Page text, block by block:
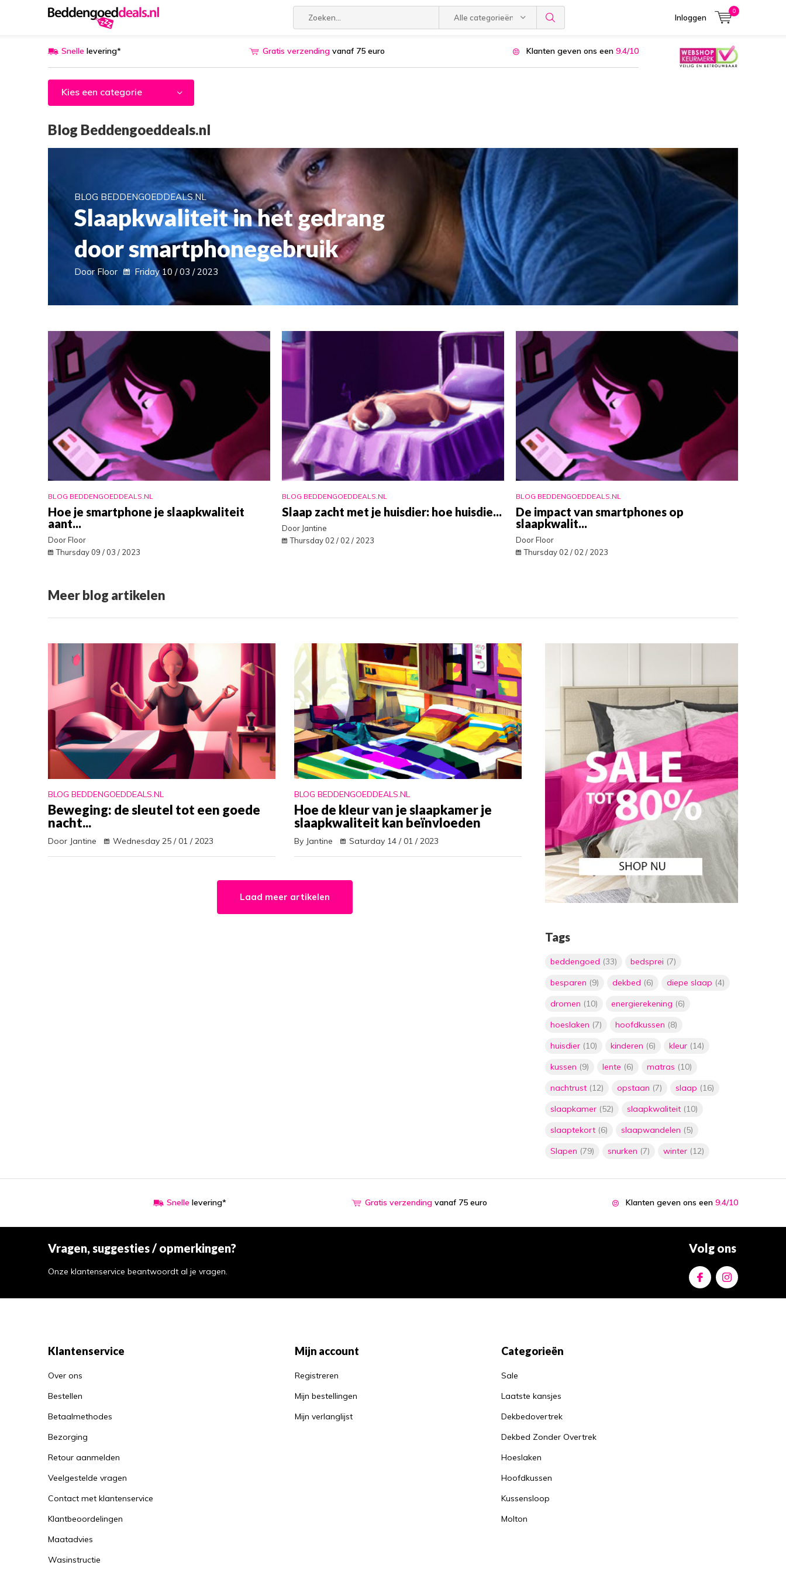
Alle categorieën Inloggen
0
Snelle levering* Gratis verzending vanaf 75 euro Klanten geven ons een 9.4/10
Kies een categorie
Blog Beddengoeddeals.nl
BLOG BEDDENGOEDDEALS.NL
Slaapkwaliteit in het gedrang
door smartphonegebruik
Door Floor Friday 10 / 03 / 2023
BLOG BEDDENGOEDDEALS.NL
Hoe je smartphone je slaapkwaliteit
aant...
Door Floor
Thursday 09 / 03 / 2023
BLOG BEDDENGOEDDEALS.NL
Slaap zacht met je huisdier: hoe huisdie...
Door Jantine
Thursday 02 / 02 / 2023
BLOG BEDDENGOEDDEALS.NL
De impact van smartphones op
slaapkwalit...
Door Floor
Thursday 02 / 02 / 2023
Meer blog artikelen
BLOG BEDDENGOEDDEALS.NL
Beweging: de sleutel tot een goede
nacht...
Door Jantine Wednesday 25 / 01 / 2023
BLOG BEDDENGOEDDEALS.NL
Hoe de kleur van je slaapkamer je
slaapkwaliteit kan beïnvloeden
By Jantine Saturday 14 / 01 / 2023
Laad meer artikelen
Tags
beddengoed (33) bedsprei (7)
besparen (9) dekbed (6) diepe slaap (4)
dromen (10) energierekening (6)
hoeslaken (7) hoofdkussen (8)
huisdier (10) kinderen (6) kleur (14)
kussen (9) lente (6) matras (10)
nachtrust (12) opstaan (7) slaap (16)
slaapkamer (52) slaapkwaliteit (10)
slaaptekort (6) slaapwandelen (5)
Slapen (79) snurken (7) winter (12)
Snelle levering* Gratis verzending vanaf 75 euro Klanten geven ons een 9.4/10
Vragen, suggesties / opmerkingen?
Onze klantenservice beantwoordt al je vragen.
Volg ons
Klantenservice
Over ons
Bestellen
Betaalmethodes
Bezorging
Retour aanmelden
Veelgestelde vragen
Contact met klantenservice
Klantbeoordelingen
Maatadvies
Wasinstructie
Mijn account
Registreren
Mijn bestellingen
Mijn verlanglijst
Categorieën
Sale
Laatste kansjes
Dekbedovertrek
Dekbed Zonder Overtrek
Hoeslaken
Hoofdkussen
Kussensloop
Molton